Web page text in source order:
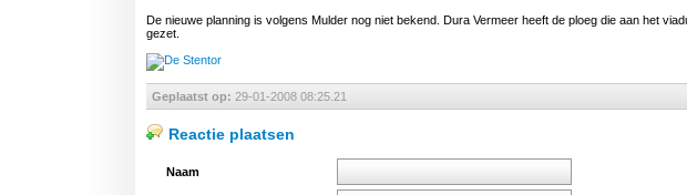
De nieuwe planning is volgens Mulder nog niet bekend. Dura Vermeer heeft de ploeg die aan het
gezet.
Geplaatst op: 29-01-2008 08:25.21
Reactie plaatsen
Naam